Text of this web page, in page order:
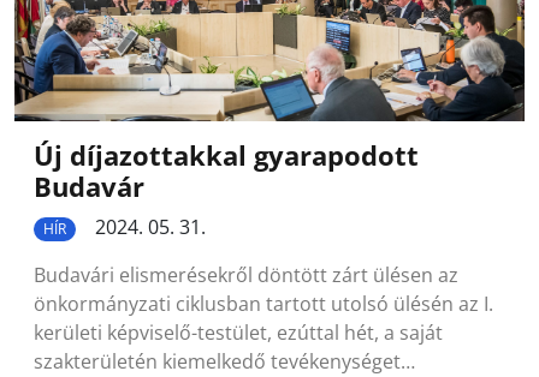
Új díjazottakkal gyarapodott
Budavár
HÍR
2024. 05. 31.
Budavári elismerésekről döntött zárt ülésen az
önkormányzati ciklusban tartott utolsó ülésén az I.
kerületi képviselő-testület, ezúttal hét, a saját
szakterületén kiemelkedő tevékenységet…